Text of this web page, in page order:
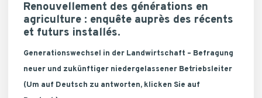
Renouvellement des générations en
agriculture : enquête auprès des récents
et futurs installés.
Generationswechsel in der Landwirtschaft – Befragung
neuer und zukünftiger niedergelassener Betriebsleiter
(Um auf Deutsch zu antworten, klicken Sie auf